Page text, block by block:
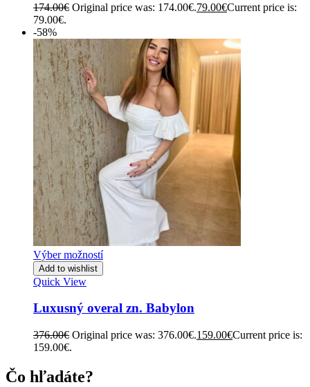
174.00€ Original price was: 174.00€.79.00€Current price is:
79.00€.
-58%
Výber možností
Add to wishlist
Quick View
Luxusný overal zn. Babylon
376.00€ Original price was: 376.00€.159.00€Current price is:
159.00€.
Čo hľadáte?